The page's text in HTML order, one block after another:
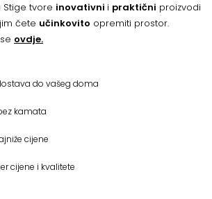
Stige tvore inovativni i praktični proizvodi
čete učinkovito opremiti prostor.
ovdje.
do vašeg doma
kamata
cijene
cijene i kvalitete